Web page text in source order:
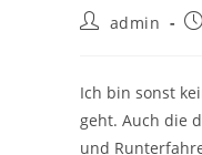
Beitrags-
admin
Ich bin sonst
geht. Auch die
und